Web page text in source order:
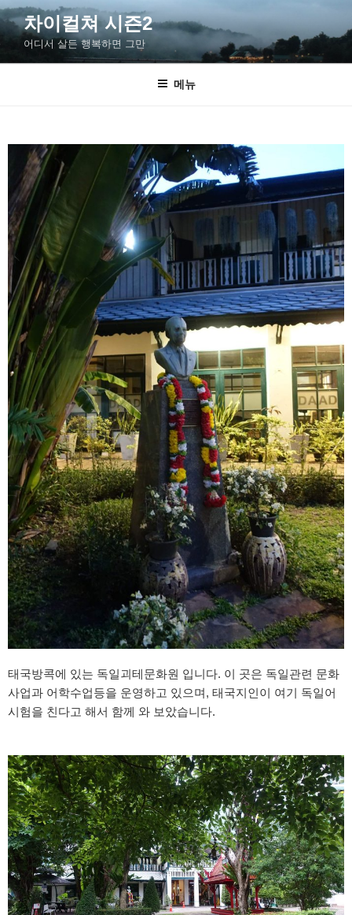
차이컬쳐 시즌2
어디서 살든 행복하면 그만
메뉴
태국방콕에 있는 독일괴테문화원 입니다. 이 곳은 독일관련 문화
사업과 어학수업등을 운영하고 있으며, 태국지인이 여기 독일어
시험을 친다고 해서 함께 와 보았습니다.